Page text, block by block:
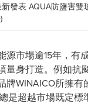
發表 AQUA防鹽害雙
源市場逾15年，有
量身打造。例如抗
WINAICO所擁有
是超越市場既定標